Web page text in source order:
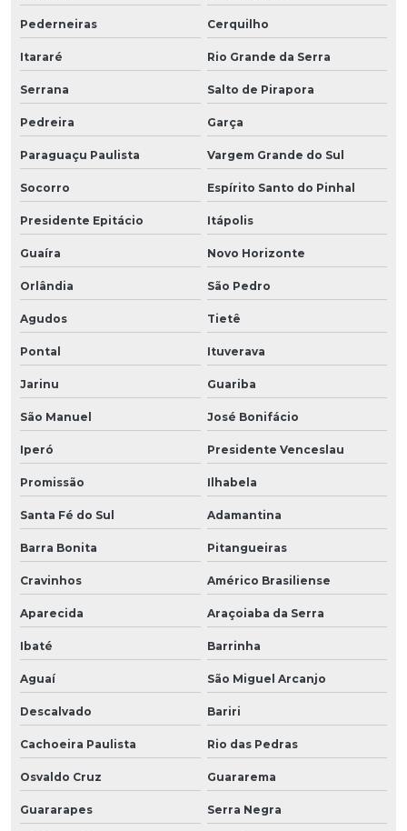
Pederneiras Cerquilho
Itararé Rio Grande da Serra
Serrana Salto de Pirapora
Pedreira Garça
Paraguaçu Paulista Vargem Grande do Sul
Socorro Espírito Santo do Pinhal
Presidente Epitácio Itápolis
Guaíra Novo Horizonte
Orlândia São Pedro
Agudos Tietê
Pontal Ituverava
Jarinu Guariba
São Manuel José Bonifácio
Iperó Presidente Venceslau
Promissão Ilhabela
Santa Fé do Sul Adamantina
Barra Bonita Pitangueiras
Cravinhos Américo Brasiliense
Aparecida Araçoiaba da Serra
Ibaté Barrinha
Aguaí São Miguel Arcanjo
Descalvado Bariri
Cachoeira Paulista Rio das Pedras
Osvaldo Cruz Guararema
Guararapes Serra Negra